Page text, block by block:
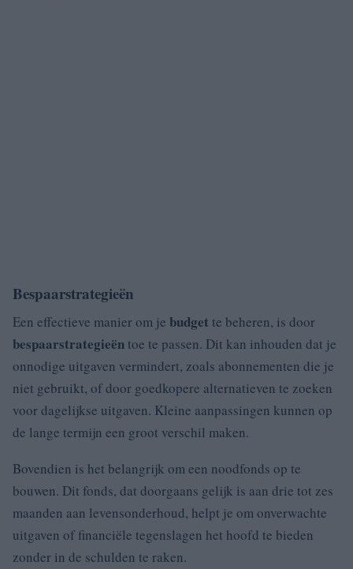
Bespaarstrategieën
Een effectieve manier om je budget te beheren, is door
bespaarstrategieën toe te passen. Dit kan inhouden dat je
onnodige uitgaven vermindert, zoals abonnementen die je
niet gebruikt, of door goedkopere alternatieven te zoeken
voor dagelijkse uitgaven. Kleine aanpassingen kunnen op
de lange termijn een groot verschil maken.
Bovendien is het belangrijk om een noodfonds op te
bouwen. Dit fonds, dat doorgaans gelijk is aan drie tot zes
maanden aan levensonderhoud, helpt je om onverwachte
uitgaven of financiële tegenslagen het hoofd te bieden
zonder in de schulden te raken.